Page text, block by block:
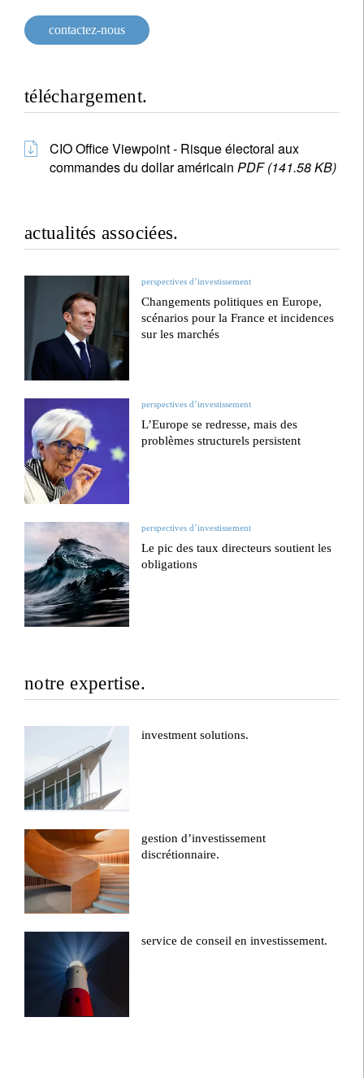
contactez-nous
téléchargement.
CIO Office Viewpoint - Risque électoral aux
commandes du dollar américain PDF (141.58 KB)
actualités associées.
perspectives d’investissement
Changements politiques en Europe,
scénarios pour la France et incidences
sur les marchés
perspectives d’investissement
L’Europe se redresse, mais des
problèmes structurels persistent
perspectives d’investissement
Le pic des taux directeurs soutient les
obligations
notre expertise.
investment solutions.
gestion d’investissement
discrétionnaire.
service de conseil en investissement.